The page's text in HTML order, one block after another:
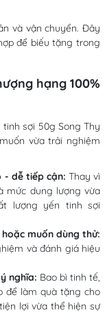
và vận chuyển. Đây
để biếu tặng trong
hạng 100%
sợi 50g Song Thy
vừa trải nghiệm
- dễ tiếp cận: Thay vì
mức dung lượng vừa
lượng yến tinh sợi
muốn dùng thử:
và đánh giá hiệu
nghĩa: Bao bì tinh tế,
để làm quà tặng cho
lợi vừa thể hiện sự